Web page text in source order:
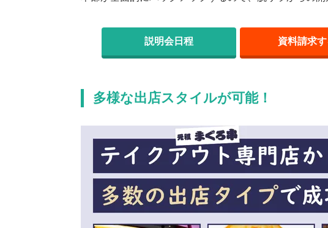
説明会日程 資料請求
多様な出店スタイルが可能！